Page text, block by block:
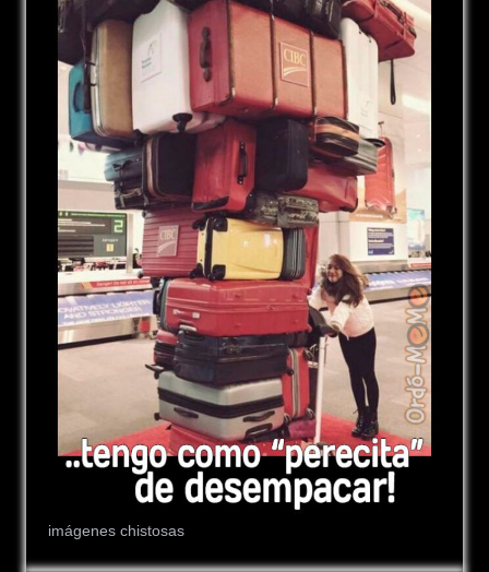
imágenes chistosas